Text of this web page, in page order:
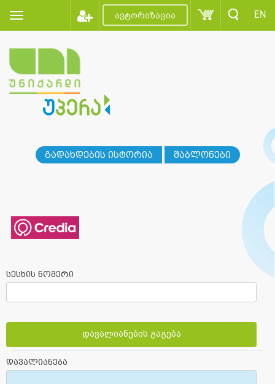
ავტორიზაცია EN
გადახდების ისტორია შაბლონები
სესხის ნომერი
დავალიანების გაგება
დავალიანება